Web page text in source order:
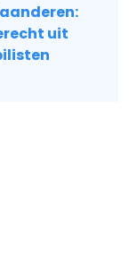
uit